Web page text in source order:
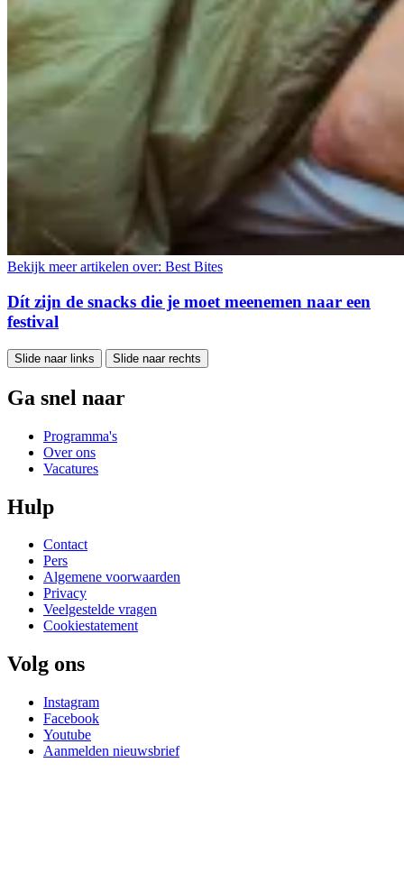
Bekijk meer artikelen over: Best Bites
Dít zijn de snacks die je moet meenemen naar een
festival
Slide naar links Slide naar rechts
Ga snel naar
Programma's
Over ons
Vacatures
Hulp
Contact
Pers
Algemene voorwaarden
Privacy
Veelgestelde vragen
Cookiestatement
Volg ons
Instagram
Facebook
Youtube
Aanmelden nieuwsbrief